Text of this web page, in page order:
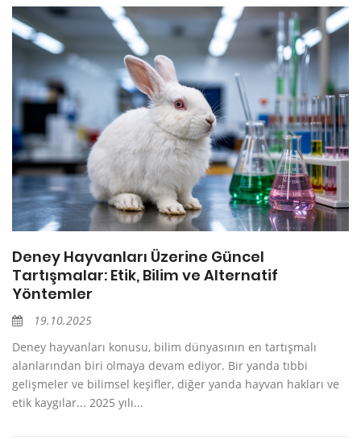
Deney Hayvanları Üzerine Güncel
Tartışmalar: Etik, Bilim ve Alternatif
Yöntemler
19.10.2025
Deney hayvanları konusu, bilim dünyasının en tartışmalı
alanlarından biri olmaya devam ediyor. Bir yanda tıbbi
gelişmeler ve bilimsel keşifler, diğer yanda hayvan hakları ve
etik kaygılar... 2025 yılı...